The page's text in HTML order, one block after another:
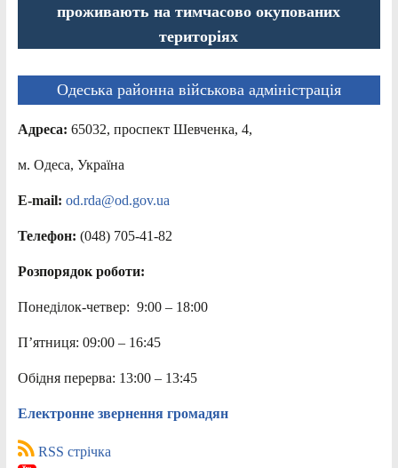
проживають на тимчасово окупованих
територіях
Одеська районна військова адміністрація
Адреса: 65032, проспект Шевченка, 4,
м. Одеса, Україна
E-mail: od.rda@od.gov.ua
Телефон: (048) 705-41-82
Розпорядок роботи:
Понеділок-четвер: 9:00 – 18:00
П’ятниця: 09:00 – 16:45
Обідня перерва: 13:00 – 13:45
Електронне звернення громадян
RSS стрічка